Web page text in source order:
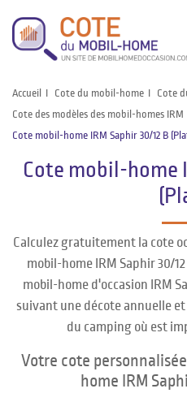
Accueil Cote du mobil-home
Cote
Cote des modèles des mobil-homes IRM
Cote mobil-home IRM Saphir 30/12 B
Cote mobil-home
Calculez gratuitement la cote
mobil-home IRM Saphir 30/
mobil-home d'occasion IRM
suivant une décote annuelle
du camping où est
Votre cote
home IRM